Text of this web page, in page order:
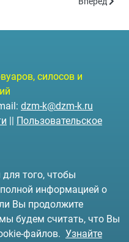
силосов и
dzm-k@dzm-k.ru
|| Пользовательское
того, чтобы
информацией о
Вы продолжите
будем считать, что Вы
файлов. Узнайте